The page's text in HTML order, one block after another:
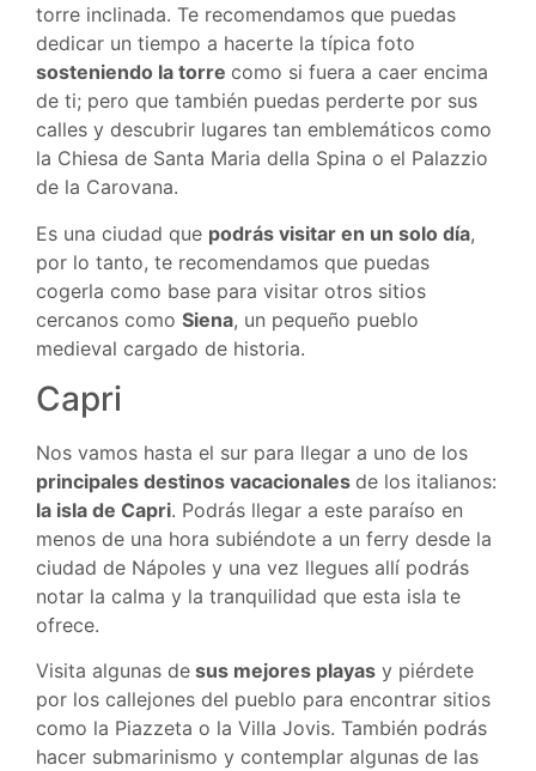
torre inclinada. Te recomendamos que puedas
dedicar un tiempo a hacerte la típica foto
sosteniendo la torre como si fuera a caer encima
de ti; pero que también puedas perderte por sus
calles y descubrir lugares tan emblemáticos como
la Chiesa de Santa Maria della Spina o el Palazzio
de la Carovana.
Es una ciudad que podrás visitar en un solo día,
por lo tanto, te recomendamos que puedas
cogerla como base para visitar otros sitios
cercanos como Siena, un pequeño pueblo
medieval cargado de historia.
Capri
Nos vamos hasta el sur para llegar a uno de los
principales destinos vacacionales de los italianos:
la isla de Capri. Podrás llegar a este paraíso en
menos de una hora subiéndote a un ferry desde la
ciudad de Nápoles y una vez llegues allí podrás
notar la calma y la tranquilidad que esta isla te
ofrece.
Visita algunas de sus mejores playas y piérdete
por los callejones del pueblo para encontrar sitios
como la Piazzeta o la Villa Jovis. También podrás
hacer submarinismo y contemplar algunas de las